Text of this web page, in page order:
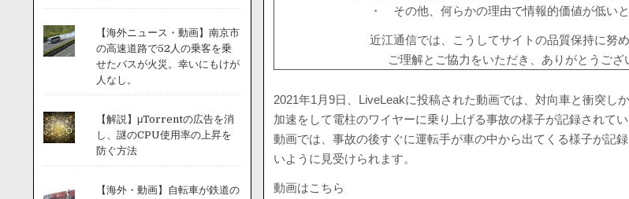
・ その他、何らかの理由で情報的価値が低い
近江通信では、こうしてサイトの品質保持に努め
ご理解とご協力をいただき、ありがとうござ
2021年1月9日、LiveLeakに投稿された動画では、対向車と衝突し
加速をして電柱のワイヤーに乗り上げる事故の様子が記録されてい
動画では、事故の後すぐに運転手が車の中から出てくる様子が記
いように見受けられます。
動画はこちら
【海外ニュース・動画】南京市
の高速道路で52人の乗客を乗
せたバスが火災。幸いにもけが
人なし。
【解説】μTorrentの広告を消
し、謎のCPU使用率の上昇を
防ぐ方法
【海外・動画】自転車が鉄道の